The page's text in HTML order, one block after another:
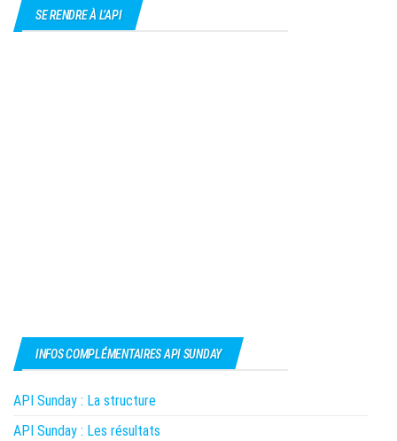
SE RENDRE À L’API
INFOS COMPLÉMENTAIRES API SUNDAY
API Sunday : La structure
API Sunday : Les résultats